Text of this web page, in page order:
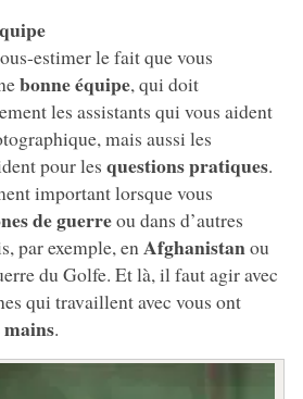
estimer le fait que vous
bonne équipe, qui doit
les assistants qui vous aident
mais aussi les
pour les questions pratiques.
important lorsque vous
de guerreou dans d’autres
par exemple, en Afghanistanou
du Golfe. Et là, il faut agir avec
qui travaillent avec vous ont
.